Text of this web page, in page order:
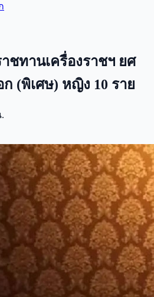
ชทานเครื่องราชฯ ยศ
(พิเศษ) หญิง 10 ราย